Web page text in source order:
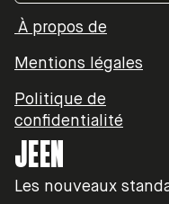
JEEN
Les nouveaux
À propos de
Mentions légales
Politique de
confidentialité